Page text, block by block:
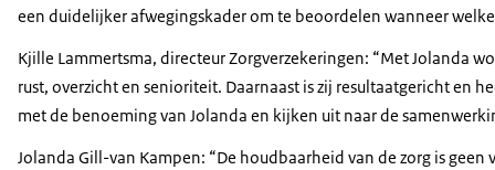
een duidelijker afwegingskader om te beoordelen wanneer
Kjille Lammertsma, directeur Zorgverzekeringen: “Met Jolanda
rust, overzicht en senioriteit. Daarnaast is zij resultaatgericht en
met de benoeming van Jolanda en kijken uit naar de
Jolanda Gill-van Kampen: “De houdbaarheid van de zorg is